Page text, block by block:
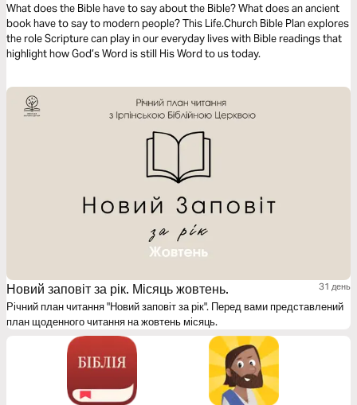
What does the Bible have to say about the Bible? What does an ancient
book have to say to modern people? This Life.Church Bible Plan explores
the role Scripture can play in our everyday lives with Bible readings that
highlight how God’s Word is still His Word to us today.
Новий заповіт за рік. Місяць жовтень. 31 день
Річний план читання "Новий заповіт за рік". Перед вами представлений
план щоденного читання на жовтень місяць.